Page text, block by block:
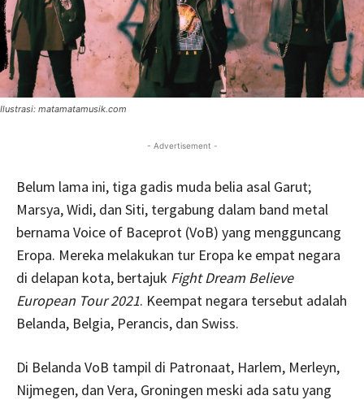
Ilustrasi: matamatamusik.com
- Advertisement -
Belum lama ini, tiga gadis muda belia asal Garut;
Marsya, Widi, dan Siti, tergabung dalam band metal
bernama Voice of Baceprot (VoB) yang mengguncang
Eropa. Mereka melakukan tur Eropa ke empat negara
di delapan kota, bertajuk Fight Dream Believe
European Tour 2021. Keempat negara tersebut adalah
Belanda, Belgia, Perancis, dan Swiss.
Di Belanda VoB tampil di Patronaat, Harlem, Merleyn,
Nijmegen, dan Vera, Groningen meski ada satu yang